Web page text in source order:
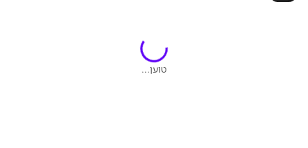
טוען...